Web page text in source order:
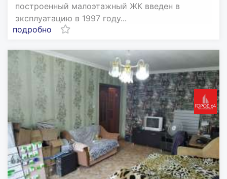
построенный малоэтажный ЖК введен в
эксплуатацию в 1997 году...
подробно